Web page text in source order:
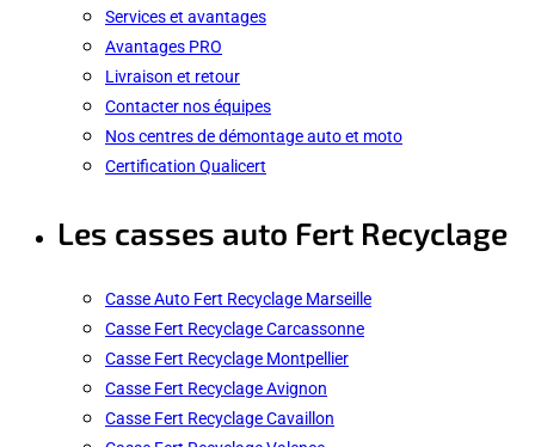
Services et avantages
Avantages PRO
Livraison et retour
Contacter nos équipes
Nos centres de démontage auto et moto
Certification Qualicert
Les casses auto Fert Recyclage
Casse Auto Fert Recyclage Marseille
Casse Fert Recyclage Carcassonne
Casse Fert Recyclage Montpellier
Casse Fert Recyclage Avignon
Casse Fert Recyclage Cavaillon